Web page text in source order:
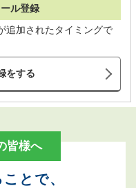
ル登録
追加されたタイミングで
をする
皆様へ
とで、